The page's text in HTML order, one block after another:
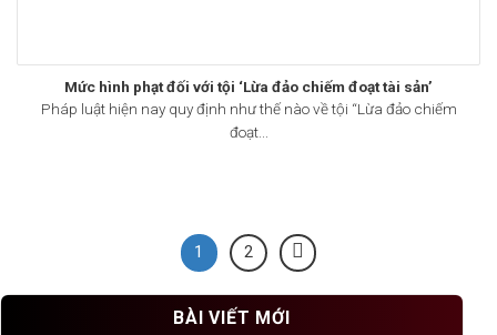
Mức hình phạt đối với tội ‘Lừa đảo chiếm đoạt tài sản’
Pháp luật hiện nay quy định như thế nào về tội “Lừa đảo chiếm
đoạt...
1 2
BÀI VIẾT MỚI